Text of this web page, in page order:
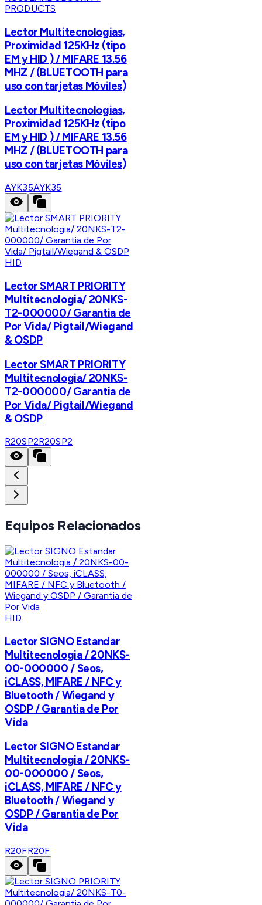
PRODUCTS
Lector Multitecnologias,
Proximidad 125KHz (tipo
EM y HID ) / MIFARE 13.56
MHZ / (BLUETOOTH para
uso con tarjetas Móviles)
Lector Multitecnologias,
Proximidad 125KHz (tipo
EM y HID ) / MIFARE 13.56
MHZ / (BLUETOOTH para
uso con tarjetas Móviles)
AYK35AYK35
HID
Lector SMART PRIORITY
Multitecnologia/ 20NKS-
T2-000000/ Garantia de
Por Vida/ Pigtail/Wiegand
& OSDP
Lector SMART PRIORITY
Multitecnologia/ 20NKS-
T2-000000/ Garantia de
Por Vida/ Pigtail/Wiegand
& OSDP
R20SP2R20SP2
Equipos Relacionados
HID
Lector SIGNO Estandar
Multitecnologia / 20NKS-
00-000000 / Seos,
iCLASS, MIFARE / NFC y
Bluetooth / Wiegand y
OSDP / Garantia de Por
Vida
Lector SIGNO Estandar
Multitecnologia / 20NKS-
00-000000 / Seos,
iCLASS, MIFARE / NFC y
Bluetooth / Wiegand y
OSDP / Garantia de Por
Vida
R20FR20F